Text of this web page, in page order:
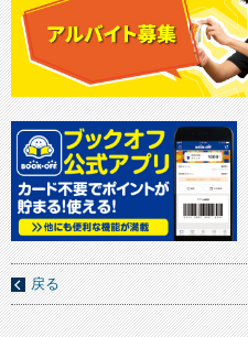
戻る